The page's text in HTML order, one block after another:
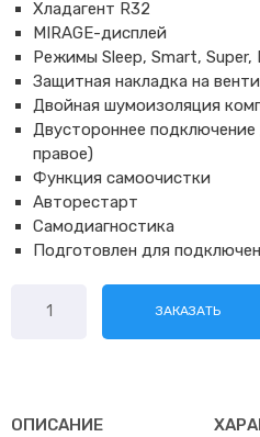
Хладагент R32
MIRAGE-дисплей
Режимы Sleep, Smart, Super,
Защитная накладка на
Двойная шумоизоляция
Двустороннее
правое)
Функция самоочистки
Авторестарт
Самодиагностика
Подготовлен для
товара
ЗАКАЗАТЬ
ОПИСАНИЕ